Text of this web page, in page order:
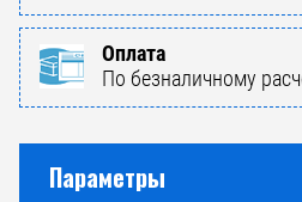
Оплата
По безналичному
Параметры